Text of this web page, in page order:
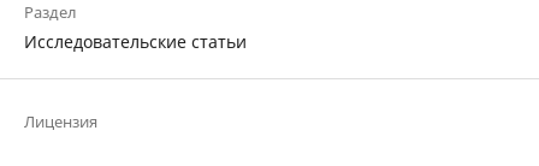
Раздел
Исследовательские статьи
Лицензия